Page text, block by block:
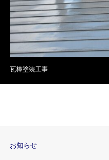
瓦棒塗装工事
お知らせ